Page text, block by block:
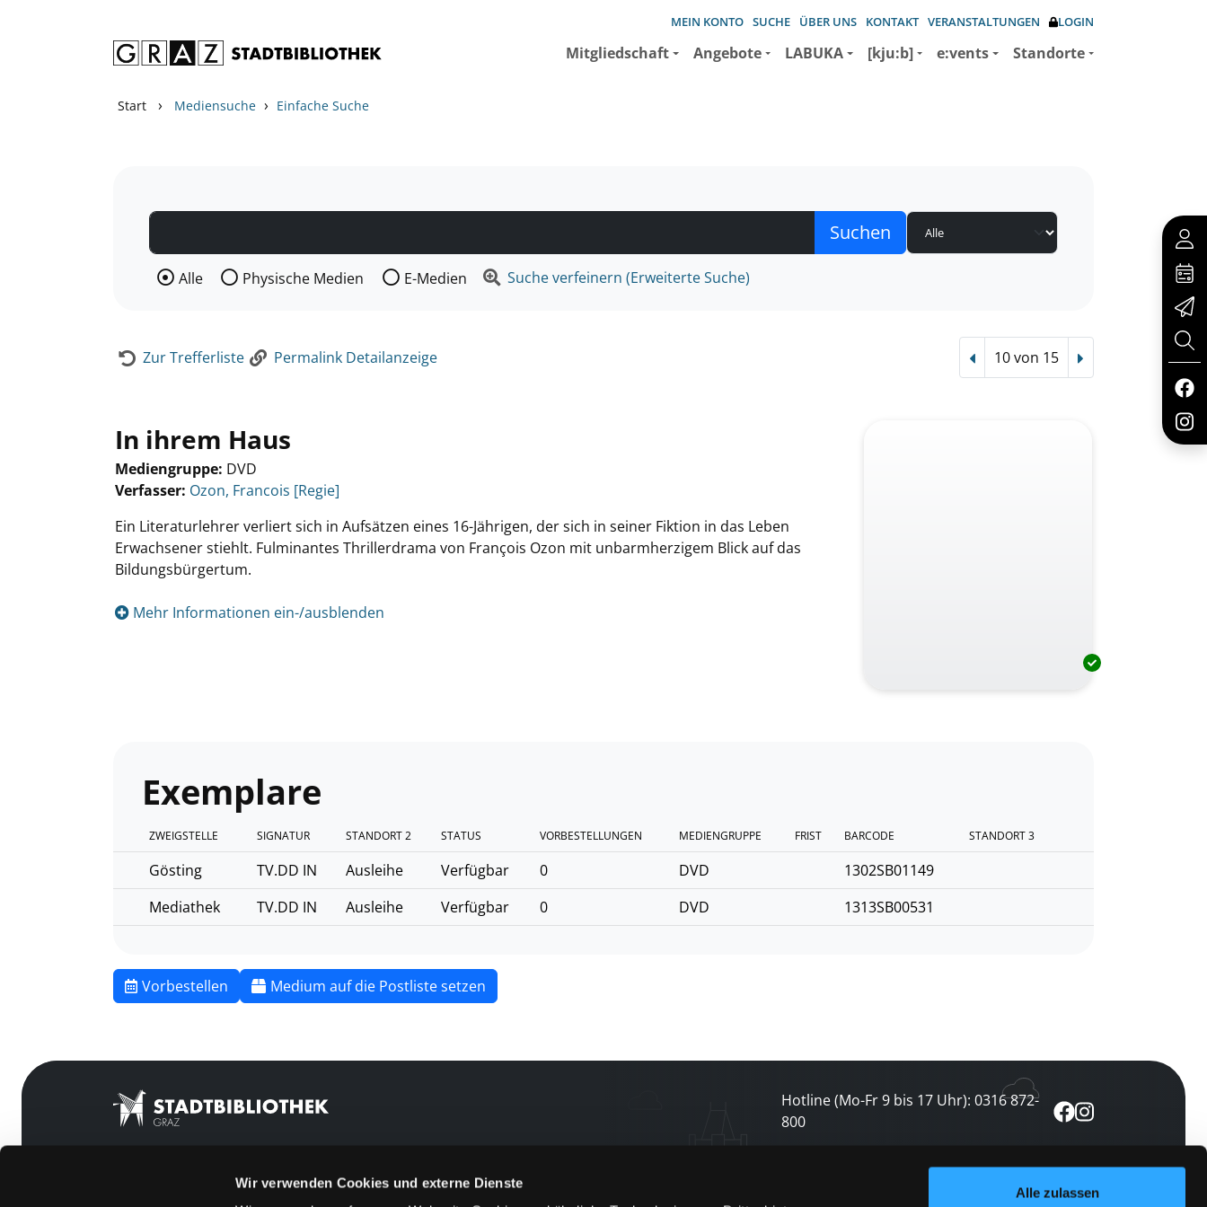
Wir verwenden Cookies und externe Dienste
Alle zulassen
MEIN KONTO SUCHE ÜBER UNS KONTAKT VERANSTALTUNGEN LOGIN
Mitgliedschaft Angebote LABUKA [kju:b] e:vents Standorte
Start › Mediensuche › Einfache Suche
Wählen Sie die Medienart nach der Sie suchen wollen.
Alle Physische Medien E-Medien Suche verfeinern (Erweiterte Suche)
Zur Trefferliste Permalink Detailanzeige Vorheriger Treffer
10 von 15 Nächster Treffer
In ihrem Haus
Mediengruppe: DVD
Verfasser: Suche nach diesem Verfasser
Ozon, Francois [Regie]
Ein Literaturlehrer verliert sich in Aufsätzen eines 16-Jährigen, der sich in seiner Fiktion in das Leben
Erwachsener stiehlt. Fulminantes Thrillerdrama von François Ozon mit unbarmherzigem Blick auf das
Bildungsbürgertum.
Mehr Informationen ein-/ausblenden
Exemplare
ZWEIGSTELLE SIGNATUR STANDORT 2 STATUS VORBESTELLUNGEN MEDIENGRUPPE FRIST BARCODE STANDORT 3
Gösting TV.DD IN Ausleihe Verfügbar 0 DVD
1302SB01149
Mediathek
TV.DD IN Ausleihe Verfügbar 0 DVD 1313SB00531
Vorbestellen Medium auf die Postliste setzen
Hotline (Mo-Fr 9 bis 17 Uhr): 0316 872-
800
Feedback Newsletter abonnieren